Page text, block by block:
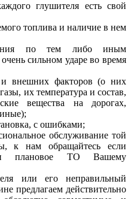
глушителя есть свой
топлива и наличие в нем
по тем либо иным
сильном ударе во время
и внешних факторов (о них
их температура и состав,
вещества на дорогах,
с ошибками;
обслуживание той
к нам обращайтесь если
плановое ТО Вашему
или его неправильный
предлагаем действительно